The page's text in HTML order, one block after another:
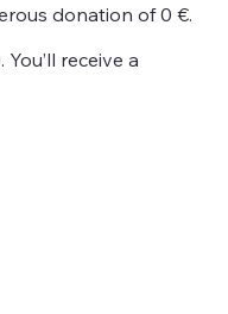
donation of 0 €.
receive a